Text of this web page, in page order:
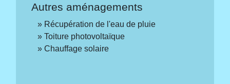
Autres aménagements
Récupération de l'eau de pluie
Toiture photovoltaïque
Chauffage solaire